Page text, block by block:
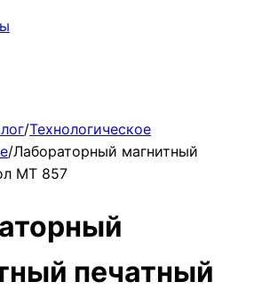
/Технологическое
/Лабораторный магнитный
МТ 857
печатный